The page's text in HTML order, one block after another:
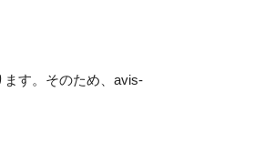
す。そのため、avis-